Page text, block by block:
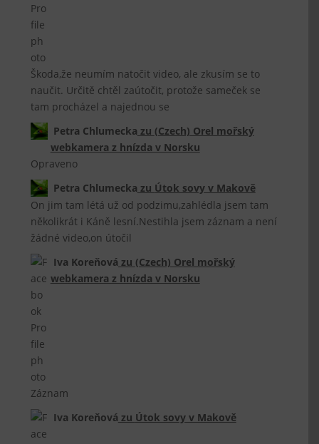
Škoda,že neumím natočit video, ale zkusím se to
naučit. Určitě chtěl zaútočit, protože sameček se
tam procházel a najednou se
Petra Chlumecka zu (Czech) Orel mořský
webkamera z hnízda v Norsku
Opraveno
Petra Chlumecka zu Útok sovy v Makově
On jim tam létá už od podzimu,zahlédla jsem tam
několikrát i Káně lesní.Nestihla jsem záznam a není
žádné video,on útočil
Iva Koreňová zu (Czech) Orel mořský
webkamera z hnízda v Norsku
Záznam
Iva Koreňová zu Útok sovy v Makově